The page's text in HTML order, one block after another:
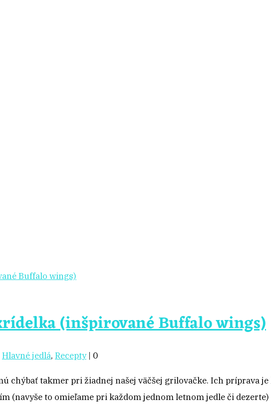
(inšpirované Buffalo wings)
Hlavné jedlá, Recepty | 0
chýbať takmer pri žiadnej našej väčšej grilovačke. Ich príprava
(navyše to omieľame pri každom jednom letnom jedle či